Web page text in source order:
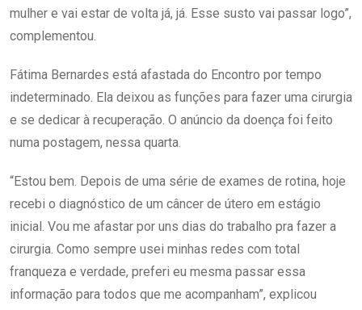
mulher e vai estar de volta já, já. Esse susto vai passar logo”,
complementou.
Fátima Bernardes está afastada do Encontro por tempo
indeterminado. Ela deixou as funções para fazer uma cirurgia
e se dedicar à recuperação. O anúncio da doença foi feito
numa postagem, nessa quarta.
“Estou bem. Depois de uma série de exames de rotina, hoje
recebi o diagnóstico de um câncer de útero em estágio
inicial. Vou me afastar por uns dias do trabalho pra fazer a
cirurgia. Como sempre usei minhas redes com total
franqueza e verdade, preferi eu mesma passar essa
informação para todos que me acompanham”, explicou